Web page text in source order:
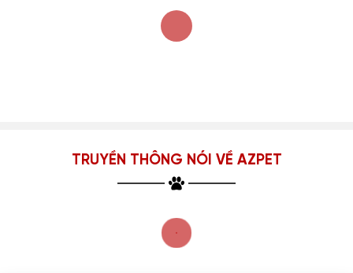
TRUYỀN THÔNG NÓI VỀ AZPET